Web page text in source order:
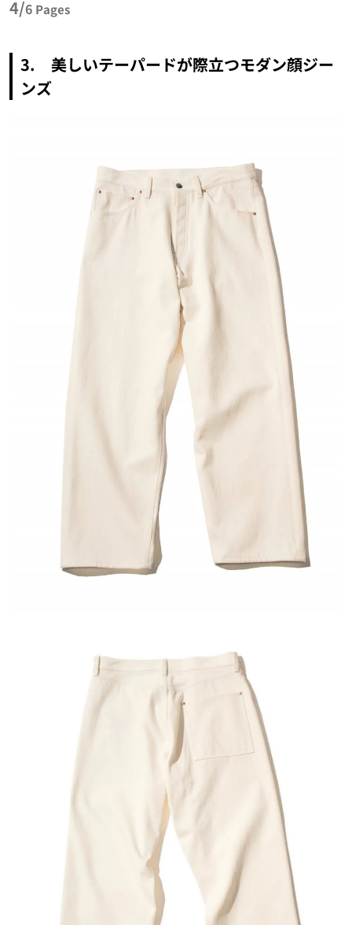
4/6 Pages
3. 美しいテーパードが際立つモダン顔ジー
ンズ